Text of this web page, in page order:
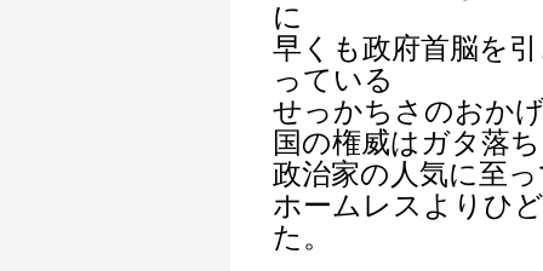
に
早くも政府首脳を
っている
せっかちさのおか
国の権威はガタ落
政治家の人気に至
ホームレスよりひ
た。